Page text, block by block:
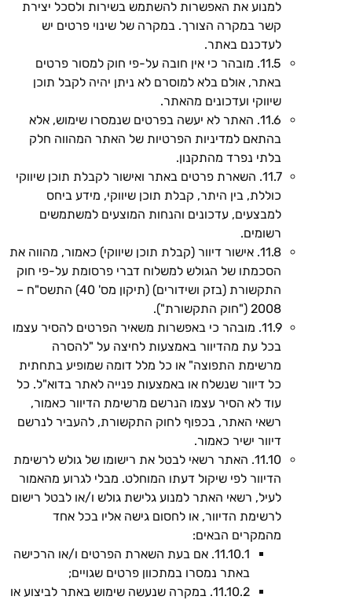
למנוע את האפשרות להשתמש בשירות ולסכל יצירת
קשר במקרה הצורך. במקרה של שינוי פרטים יש
לעדכנם באתר.
11.5. מובהר כי אין חובה על-פי חוק למסור פרטים
באתר, אולם בלא למוסרם לא ניתן יהיה לקבל תוכן
שיווקי ועדכונים מהאתר.
11.6. האתר לא יעשה בפרטים שנמסרו שימוש, אלא
בהתאם למדיניות הפרטיות של האתר המהווה חלק
בלתי נפרד מהתקנון.
11.7. השארת פרטים באתר ואישור לקבלת תוכן שיווקי
כוללת, בין היתר, קבלת תוכן שיווקי, מידע ביחס
למבצעים, עדכונים והנחות המוצעים למשתמשים
רשומים.
11.8. אישור דיוור (קבלת תוכן שיווקי) כאמור, מהווה את
הסכמתו של הגולש למשלוח דברי פרסומת על-פי חוק
התקשורת (בזק ושידורים) (תיקון מס' 40) התשס"ח –
2008 ("חוק התקשורת").
11.9. מובהר כי באפשרות משאיר הפרטים להסיר עצמו
בכל עת מהדיוור באמצעות לחיצה על "להסרה
מרשימת התפוצה" או כל מלל דומה שמופיע בתחתית
כל דיוור שנשלח או באמצעות פנייה לאתר בדוא"ל. כל
עוד לא הסיר עצמו הנרשם מרשימת הדיוור כאמור,
רשאי האתר, בכפוף לחוק התקשורת, להעביר לנרשם
דיוור ישיר כאמור.
11.10. האתר רשאי לבטל את רישומו של גולש לרשימת
הדיוור לפי שיקול דעתו המוחלט. מבלי לגרוע מהאמור
לעיל, רשאי האתר למנוע גלישת גולש ו/או לבטל רישום
לרשימת הדיוור, או לחסום גישה אליו בכל אחד
מהמקרים הבאים:
11.10.1. אם בעת השארת הפרטים ו/או הרכישה
באתר נמסרו במתכוון פרטים שגויים;
11.10.2. במקרה שנעשה שימוש באתר לביצוע או